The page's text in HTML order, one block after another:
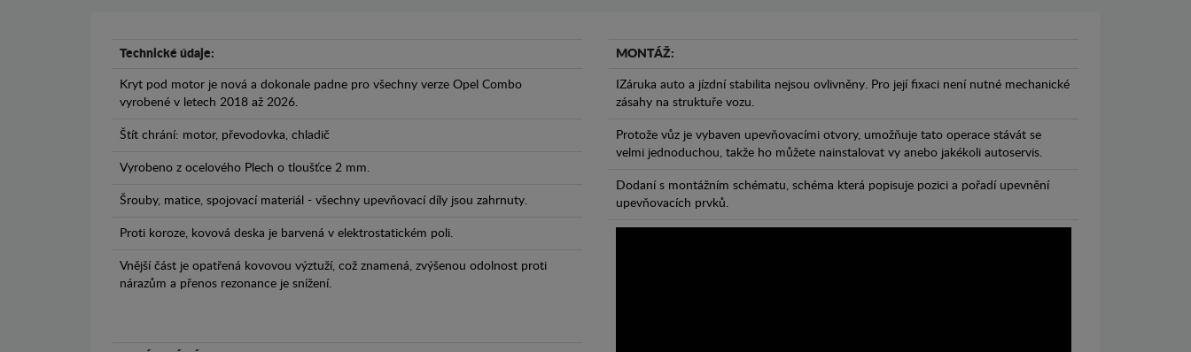
Technické údaje:
Kryt pod motor je nová a dokonale padne pro všechny verze Opel Combo
vyrobené v letech 2018 až 2026.
Štít chrání: motor, převodovka, chladič
Vyrobeno z ocelového Plech o tloušťce 2 mm.
Šrouby, matice, spojovací materiál - všechny upevňovací díly jsou zahrnuty.
Proti koroze, kovová deska je barvená v elektrostatickém poli.
Vnější část je opatřená kovovou výztuží, což znamená, zvýšenou odolnost proti
nárazům a přenos rezonance je snížení.
MONTÁŽ:
IZáruka auto a jízdní stabilita nejsou ovlivněny. Pro její fixaci není nutné mechanické
zásahy na struktuře vozu.
Protože vůz je vybaven upevňovacími otvory, umožňuje tato operace stávát se
velmi jednoduchou, takže ho můžete nainstalovat vy anebo jakékoli autoservis.
Dodaní s montážním schématu, schéma která popisuje pozici a pořadí upevnění
upevňovacích prvků.